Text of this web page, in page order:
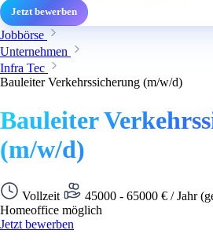
Jetzt bewerben
Jobbörse
Unternehmen
Infra Tec
Bauleiter Verkehrssicherung (m/w/d)
Bauleiter
(m/w/d)
Vollzeit 45000 - 65000 € / Jahr
Homeoffice möglich
Jetzt bewerben